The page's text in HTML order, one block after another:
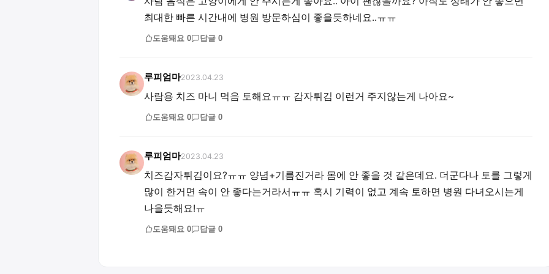
최대한 빠른 시간내에 병원 방문하심이 좋을듯하네요..ㅠㅠ
도움돼요 0 답글 0
루피엄마2023.04.23
사람용 치즈 마니 먹음 토해요ㅠㅠ 감자튀김 이런거 주지않는게 나아요~
도움돼요 0 답글 0
루피엄마2023.04.23
치즈감자튀김이요?ㅠㅠ 양념+기름진거라 몸에 안 좋을 것 같은데요. 더군다나 토를 그렇게
많이 한거면 속이 안 좋다는거라서ㅠㅠ 혹시 기력이 없고 계속 토하면 병원 다녀오시는게
나을듯해요!ㅠ
도움돼요 0 답글 0